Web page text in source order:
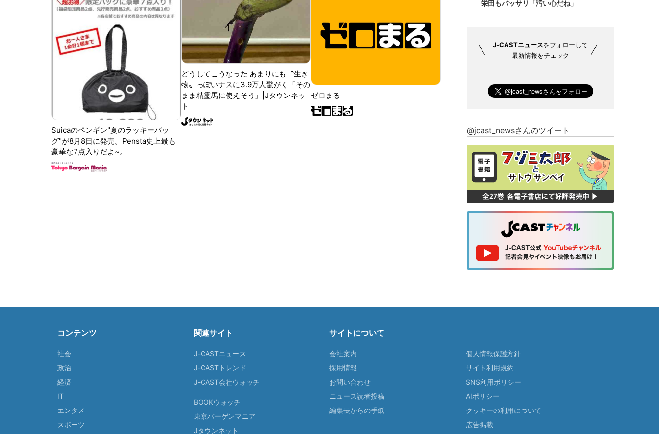
Suicaのペンギン"夏のラッキーバッ
グ"が8月8日に発売。Pensta史上最も
豪華な7点入りだよ~。
どうしてこうなった あまりにも〝生き
物〟っぽいナスに3.9万人驚がく「その
まま精霊馬に使えそう」|Jタウンネッ
ト
ゼロまる
栄田もバッサリ「汚い心だね」
J-CASTニュースをフォローして
最新情報をチェック
@jcast_newsさんのツイート
コンテンツ
社会
政治
経済
IT
エンタメ
スポーツ
関連サイト
J-CASTニュース
J-CASTトレンド
J-CAST会社ウォッチ
BOOKウォッチ
東京バーゲンマニア
Jタウンネット
サイトについて
会社案内
採用情報
お問い合わせ
ニュース読者投稿
編集長からの手紙
個人情報保護方針
サイト利用規約
SNS利用ポリシー
AIポリシー
クッキーの利用について
広告掲載